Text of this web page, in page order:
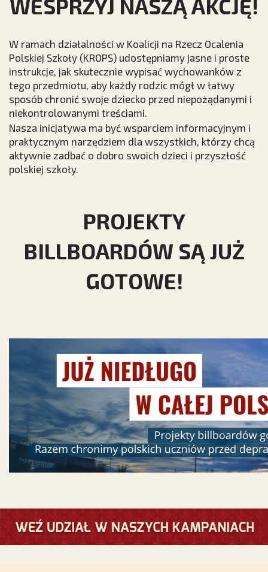
WESPRZYJ NASZĄ AKCJĘ!
W ramach działalności w Koalicji na Rzecz Ocalenia
Polskiej Szkoły (KROPS) udostępniamy jasne i proste
instrukcje, jak skutecznie wypisać wychowanków z
tego przedmiotu, aby każdy rodzic mógł w łatwy
sposób chronić swoje dziecko przed niepożądanymi i
niekontrolowanymi treściami.
Nasza inicjatywa ma być wsparciem informacyjnym i
praktycznym narzędziem dla wszystkich, którzy chcą
aktywnie zadbać o dobro swoich dzieci i przyszłość
polskiej szkoły.
PROJEKTY
BILLBOARDÓW SĄ JUŻ
GOTOWE!